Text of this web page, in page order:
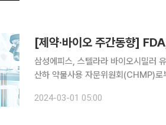
[제약·바이오 주간동향]
삼성에피스, 스텔라라 바이오시밀러 유럽 허가권고 획득 삼성바
산하 약물사용 자문위원회(CHMP)
2~3개월 걸리는 유럽연합 집행위원
2024-03-01 05:00